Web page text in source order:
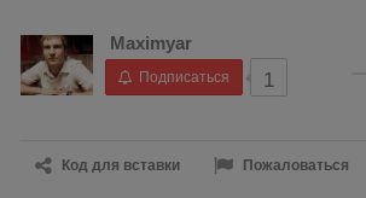
Maximyar
Подписаться 1
Код для вставки Пожаловаться